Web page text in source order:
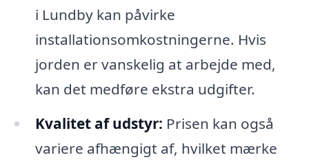
i Lundby kan påvirke
installationsomkostningerne. Hvis
jorden er vanskelig at arbejde med,
kan det medføre ekstra udgifter.
Kvalitet af udstyr: Prisen kan også
variere afhængigt af, hvilket mærke